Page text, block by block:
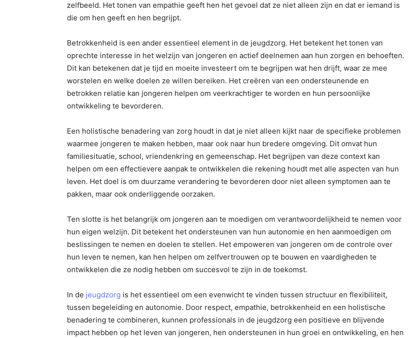
zelfbeeld. Het tonen van empathie geeft hen het gevoel dat ze niet alleen zijn en dat er iemand is
die om hen geeft en hen begrijpt.
Betrokkenheid is een ander essentieel element in de jeugdzorg. Het betekent het tonen van
oprechte interesse in het welzijn van jongeren en actief deelnemen aan hun zorgen en behoeften.
Dit kan betekenen dat je tijd en moeite investeert om te begrijpen wat hen drijft, waar ze mee
worstelen en welke doelen ze willen bereiken. Het creëren van een ondersteunende en
betrokken relatie kan jongeren helpen om veerkrachtiger te worden en hun persoonlijke
ontwikkeling te bevorderen.
Een holistische benadering van zorg houdt in dat je niet alleen kijkt naar de specifieke problemen
waarmee jongeren te maken hebben, maar ook naar hun bredere omgeving. Dit omvat hun
familiesituatie, school, vriendenkring en gemeenschap. Het begrijpen van deze context kan
helpen om een effectievere aanpak te ontwikkelen die rekening houdt met alle aspecten van hun
leven. Het doel is om duurzame verandering te bevorderen door niet alleen symptomen aan te
pakken, maar ook onderliggende oorzaken.
Ten slotte is het belangrijk om jongeren aan te moedigen om verantwoordelijkheid te nemen voor
hun eigen welzijn. Dit betekent het ondersteunen van hun autonomie en hen aanmoedigen om
beslissingen te nemen en doelen te stellen. Het empoweren van jongeren om de controle over
hun leven te nemen, kan hen helpen om zelfvertrouwen op te bouwen en vaardigheden te
ontwikkelen die ze nodig hebben om succesvol te zijn in de toekomst.
In de jeugdzorg is het essentieel om een evenwicht te vinden tussen structuur en flexibiliteit,
tussen begeleiding en autonomie. Door respect, empathie, betrokkenheid en een holistische
benadering te combineren, kunnen professionals in de jeugdzorg een positieve en blijvende
impact hebben op het leven van jongeren, hen ondersteunen in hun groei en ontwikkeling, en hen